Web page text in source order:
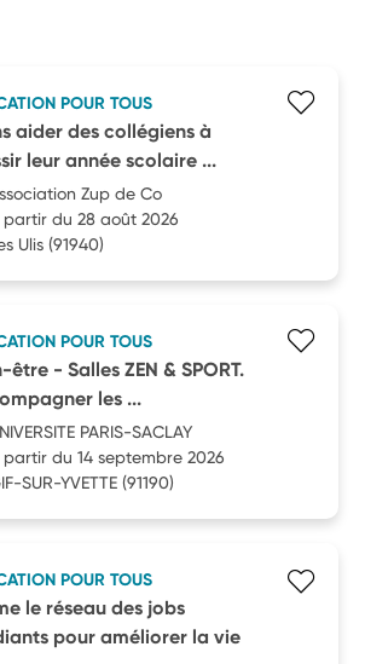
POUR TOUS
aider des collégiens à
leur année scolaire ...
Zup de Co
partir du 28 août 2026
Ulis (91940)
POUR TOUS
être - Salles ZEN & SPORT.
les ...
PARIS-SACLAY
partir du 14 septembre 2026
SUR-YVETTE (91190)
POUR TOUS
le réseau des jobs
pour améliorer la vie